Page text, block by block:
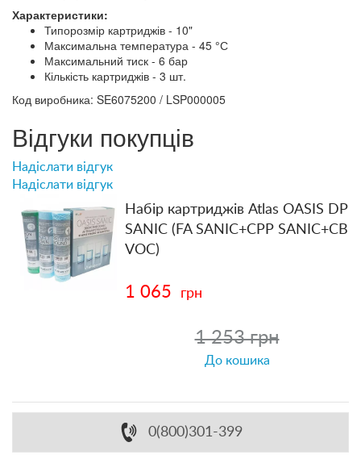
Характеристики:
Типорозмір картриджів - 10"
Максимальна температура - 45 °С
Максимальний тиск - 6 бар
Кількість картриджів - 3 шт.
Код виробника: SE6075200 / LSP000005
Відгуки покупців
Надіслати відгук
Надіслати відгук
Набір картриджів Atlas OASIS DP
SANIC (FA SANIC+CPP SANIC+CB
VOC)
1 065 грн
1 253 грн
До кошика
0(800)301-399